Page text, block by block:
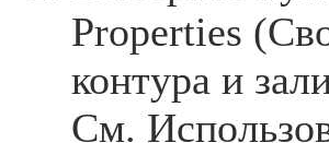
Properties
контура и
См.